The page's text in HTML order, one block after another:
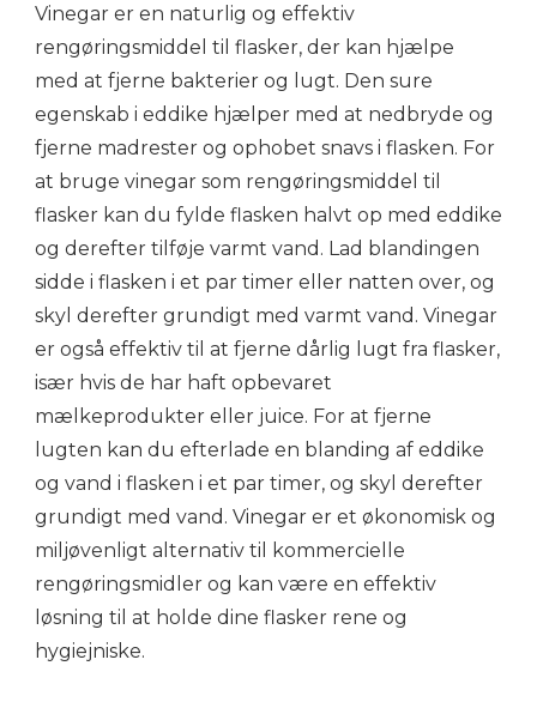
Vinegar er en naturlig og effektiv
rengøringsmiddel til flasker, der kan hjælpe
med at fjerne bakterier og lugt. Den sure
egenskab i eddike hjælper med at nedbryde og
fjerne madrester og ophobet snavs i flasken. For
at bruge vinegar som rengøringsmiddel til
flasker kan du fylde flasken halvt op med eddike
og derefter tilføje varmt vand. Lad blandingen
sidde i flasken i et par timer eller natten over, og
skyl derefter grundigt med varmt vand. Vinegar
er også effektiv til at fjerne dårlig lugt fra flasker,
især hvis de har haft opbevaret
mælkeprodukter eller juice. For at fjerne
lugten kan du efterlade en blanding af eddike
og vand i flasken i et par timer, og skyl derefter
grundigt med vand. Vinegar er et økonomisk og
miljøvenligt alternativ til kommercielle
rengøringsmidler og kan være en effektiv
løsning til at holde dine flasker rene og
hygiejniske.